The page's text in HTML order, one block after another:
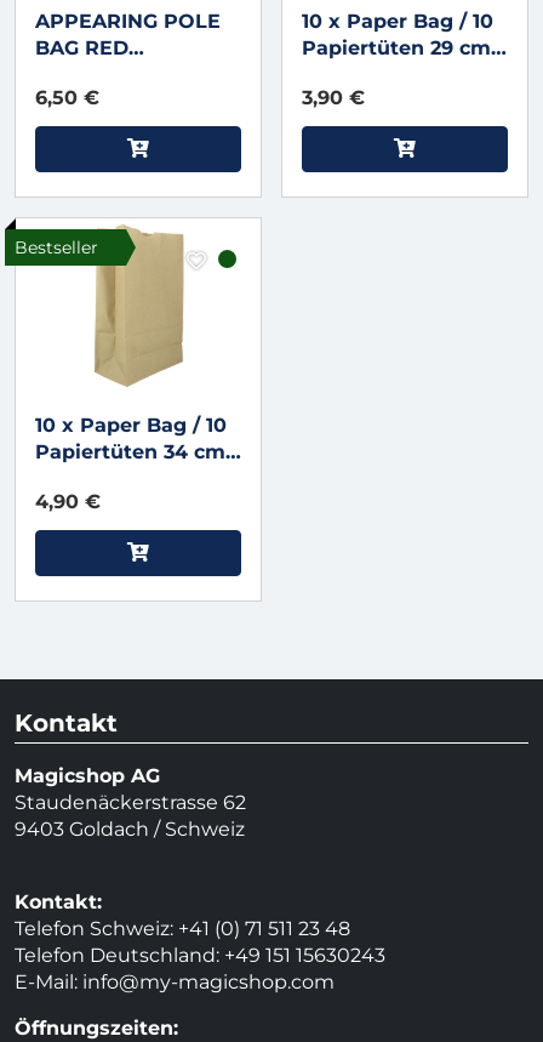
APPEARING POLE
BAG RED
Tear) by Uday
Jadugar
6,50 €
10 x Paper Bag / 10
Papiertüten 29 cm
3,90 €
Bestseller
10 x Paper Bag / 10
Papiertüten 34 cm
4,90 €
Kontakt
Magicshop AG
Staudenäckerstrasse 62
9403 Goldach / Schweiz
Kontakt:
Telefon Schweiz: +41 (0) 71 511 23 48
Telefon Deutschland: +49 151 15630243
E-Mail: info@my-magicshop.com
Öffnungszeiten: